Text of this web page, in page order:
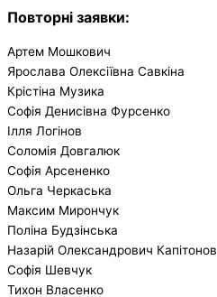
Повторні заявки:
Артем Мошкович
Ярослава Олексіївна Савкіна
Крістіна Музика
Софія Денисівна Фурсенко
Ілля Логінов
Соломія Довгалюк
Софія Арсененко
Ольга Черкаська
Максим Мирончук
Поліна Будзінська
Назарій Олександрович Капітонов
Софія Шевчук
Тихон Власенко